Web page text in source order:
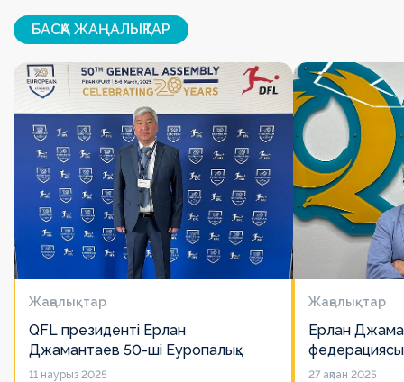
БАСҚА ЖАҢАЛЫҚТАР
Жаңалықтар
QFL президенті Ерлан
Джамантаев 50-ші Еуропалық
лигалар Бас ассамблеясына
11 наурыз 2025
Жаңалықтар
Ерлан
есімін
27 ақпан 2025